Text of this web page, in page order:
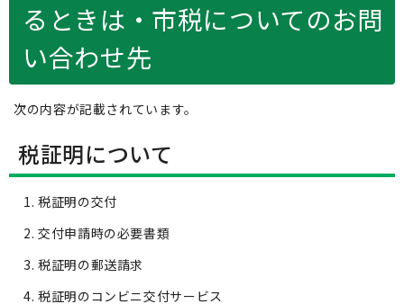
るときは・市税についてのお問
い合わせ先
次の内容が記載されています。
税証明について
税証明の交付
交付申請時の必要書類
税証明の郵送請求
税証明のコンビニ交付サービス